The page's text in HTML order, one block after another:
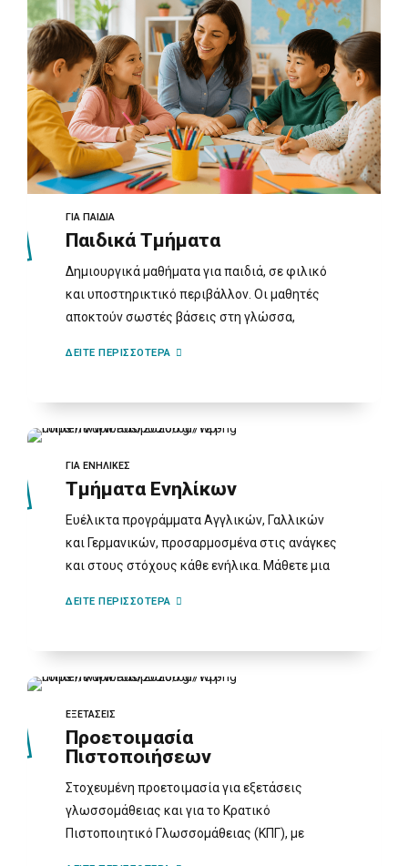
ΓΙΑ ΠΑΙΔΙΑ
Παιδικά Τμήματα
Δημιουργικά μαθήματα για παιδιά, σε φιλικό
και υποστηρικτικό περιβάλλον. Οι μαθητές
αποκτούν σωστές βάσεις στη γλώσσα,
ΔΕΙΤΕ ΠΕΡΙΣΣΟΤΕΡΑ
ΓΙΑ ΕΝΗΛΙΚΕΣ
Τμήματα Ενηλίκων
Ευέλικτα προγράμματα Αγγλικών, Γαλλικών
και Γερμανικών, προσαρμοσμένα στις ανάγκες
και στους στόχους κάθε ενήλικα. Μάθετε μια
ΔΕΙΤΕ ΠΕΡΙΣΣΟΤΕΡΑ
ΕΞΕΤΑΣΕΙΣ
Προετοιμασία
Πιστοποιήσεων
Στοχευμένη προετοιμασία για εξετάσεις
γλωσσομάθειας και για το Κρατικό
Πιστοποιητικό Γλωσσομάθειας (ΚΠΓ), με
0
0